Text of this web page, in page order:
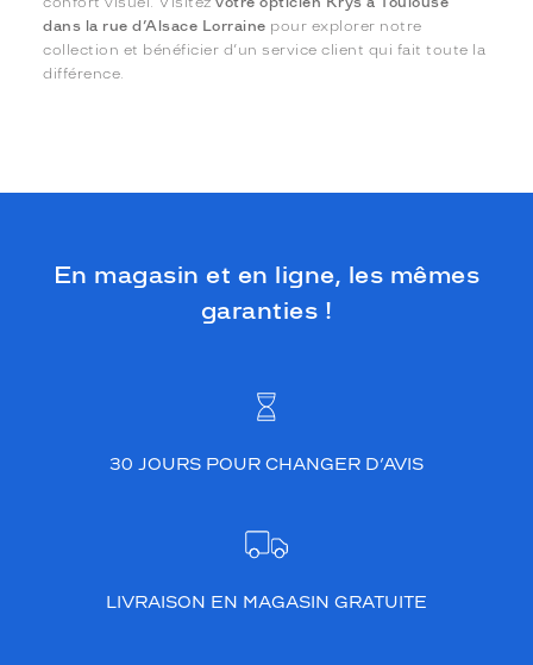
dans la rue d’Alsace Lorraine pour explorer notre
collection et bénéficier d’un service client qui fait toute la
différence.
En magasin et en ligne, les mêmes
garanties !
30 JOURS POUR CHANGER D’AVIS
LIVRAISON EN MAGASIN GRATUITE